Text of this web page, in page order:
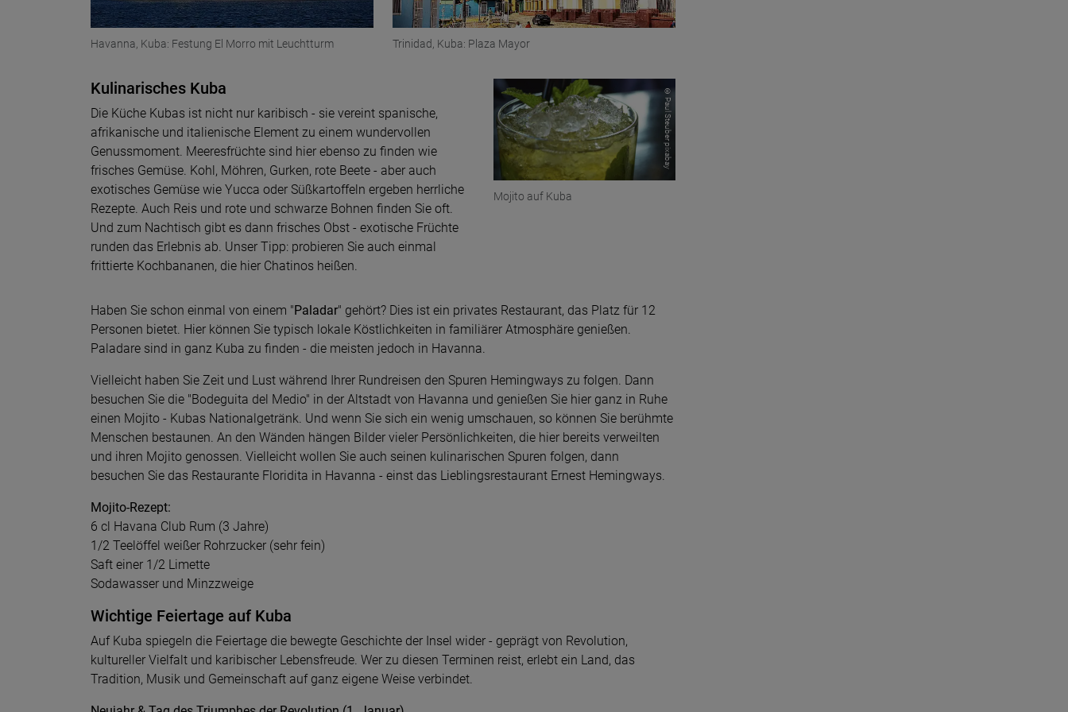
Havanna, Kuba: Festung El Morro mit Leuchtturm Trinidad, Kuba: Plaza Mayor
Kulinarisches Kuba
Die Küche Kubas ist nicht nur karibisch - sie vereint spanische,
afrikanische und italienische Element zu einem wundervollen
Genussmoment. Meeresfrüchte sind hier ebenso zu finden wie
frisches Gemüse. Kohl, Möhren, Gurken, rote Beete - aber auch
exotisches Gemüse wie Yucca oder Süßkartoffeln ergeben herrliche
Rezepte. Auch Reis und rote und schwarze Bohnen finden Sie oft.
Und zum Nachtisch gibt es dann frisches Obst - exotische Früchte
runden das Erlebnis ab. Unser Tipp: probieren Sie auch einmal
frittierte Kochbananen, die hier Chatinos heißen.
Mojito auf Kuba
© Paul Steuber pixabay
Haben Sie schon einmal von einem "Paladar" gehört? Dies ist ein privates Restaurant, das Platz für 12
Personen bietet. Hier können Sie typisch lokale Köstlichkeiten in familiärer Atmosphäre genießen.
Paladare sind in ganz Kuba zu finden - die meisten jedoch in Havanna.
Vielleicht haben Sie Zeit und Lust während Ihrer Rundreisen den Spuren Hemingways zu folgen. Dann
besuchen Sie die "Bodeguita del Medio" in der Altstadt von Havanna und genießen Sie hier ganz in Ruhe
einen Mojito - Kubas Nationalgetränk. Und wenn Sie sich ein wenig umschauen, so können Sie berühmte
Menschen bestaunen. An den Wänden hängen Bilder vieler Persönlichkeiten, die hier bereits verweilten
und ihren Mojito genossen. Vielleicht wollen Sie auch seinen kulinarischen Spuren folgen, dann
besuchen Sie das Restaurante Floridita in Havanna - einst das Lieblingsrestaurant Ernest Hemingways.
Mojito-Rezept:
6 cl Havana Club Rum (3 Jahre)
1/2 Teelöffel weißer Rohrzucker (sehr fein)
Saft einer 1/2 Limette
Sodawasser und Minzzweige
Wichtige Feiertage auf Kuba
Auf Kuba spiegeln die Feiertage die bewegte Geschichte der Insel wider - geprägt von Revolution,
kultureller Vielfalt und karibischer Lebensfreude. Wer zu diesen Terminen reist, erlebt ein Land, das
Tradition, Musik und Gemeinschaft auf ganz eigene Weise verbindet.